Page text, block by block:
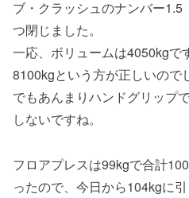
ブ・クラッシュのナンバー
つ閉じました。
一応、ボリュームは4050kgで
8100kgという方が正しいので
でもあんまりハンドグリップ
しないですね。
フロアプレスは99kgで合計
ったので、今日から104kgに